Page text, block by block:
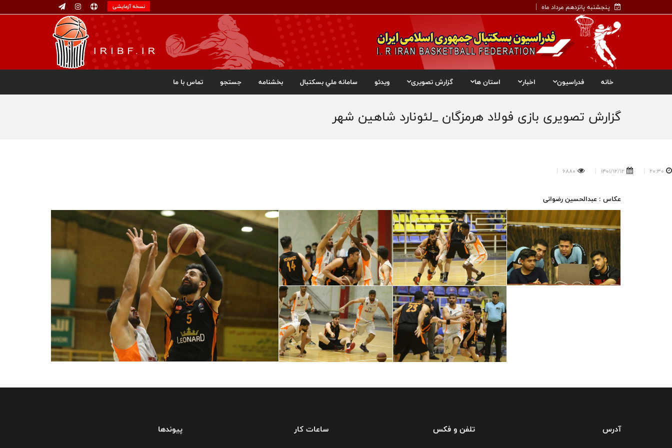
پنجشنبه پانزدهم مرداد ماه نسخه آزمایشی
خانه فدراسیون اخبار استان ها گزارش تصویری ویدئو سامانه ملي بسکتبال بخشنامه جستجو تماس با ما
گزارش تصویری بازی فولاد هرمزگان _لئونارد شاهین شهر
20:30
1401/12/12
6880
عکاس : عبدالحسین رضوانی
آدرس تلفن و فکس ساعات کار پیوندها